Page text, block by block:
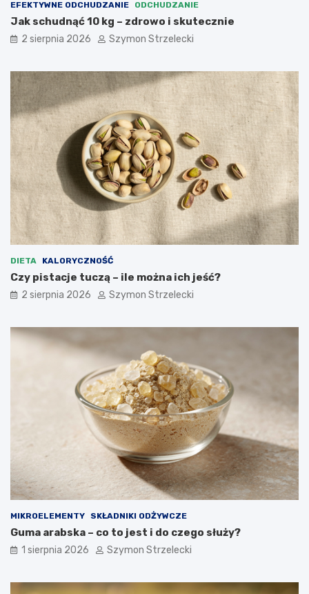
EFEKTYWNE ODCHUDZANIE ODCHUDZANIE
Jak schudnąć 10 kg – zdrowo i skutecznie
2 sierpnia 2026 Szymon Strzelecki
DIETA KALORYCZNOŚĆ
Czy pistacje tuczą – ile można ich jeść?
2 sierpnia 2026 Szymon Strzelecki
MIKROELEMENTY SKŁADNIKI ODŻYWCZE
Guma arabska – co to jest i do czego służy?
1 sierpnia 2026 Szymon Strzelecki